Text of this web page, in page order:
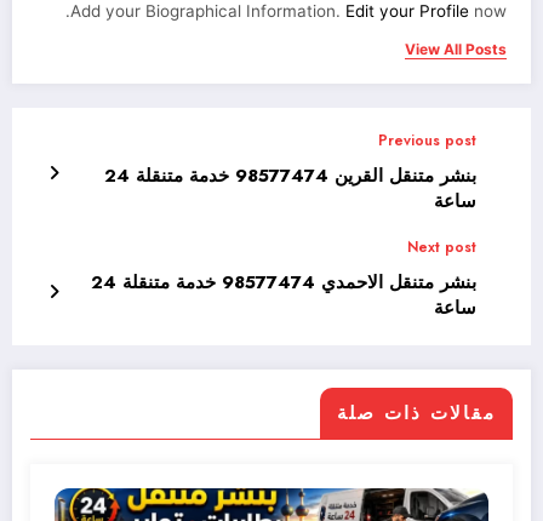
Add your Biographical Information. Edit your Profile now.
View All Posts
Previous post
بنشر متنقل القرين 98577474 خدمة متنقلة 24
ساعة
Next post
بنشر متنقل الاحمدي 98577474 خدمة متنقلة 24
ساعة
مقالات ذات صلة